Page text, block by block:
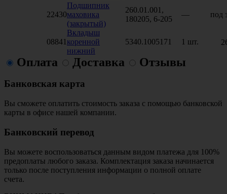
22430
Подшипник
маховика
(закрытый)
260.01.001,
180205, 6-205
— под
08841
Вкладыш
коренной
нижний
5340.1005171 1 шт.
Оплата Доставка Отзывы
Банковская карта
Вы сможете оплатить стоимость заказа с помощью банковской
карты в офисе нашей компании.
Банковский перевод
Вы можете воспользоваться данным видом платежа для 100%
предоплаты любого заказа. Комплектация заказа начинается
только после поступления информации о полной оплате
счета.